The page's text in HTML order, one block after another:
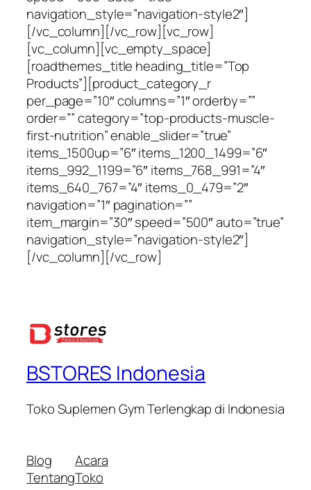
navigation_style=”navigation-style2″]
[/vc_column][/vc_row][vc_row]
[vc_column][vc_empty_space]
[roadthemes_title heading_title=”Top
Products”][product_category_r
per_page=”10″ columns=”1″ orderby=””
order=”” category=”top-products-muscle-
first-nutrition” enable_slider=”true”
items_1500up=”6″ items_1200_1499=”6″
items_992_1199=”6″ items_768_991=”4″
items_640_767=”4″ items_0_479=”2″
navigation=”1″ pagination=””
item_margin=”30″ speed=”500″ auto=”true”
navigation_style=”navigation-style2″]
[/vc_column][/vc_row]
BSTORES Indonesia
Toko Suplemen Gym Terlengkap di Indonesia
Blog
Tentang
Acara
Toko